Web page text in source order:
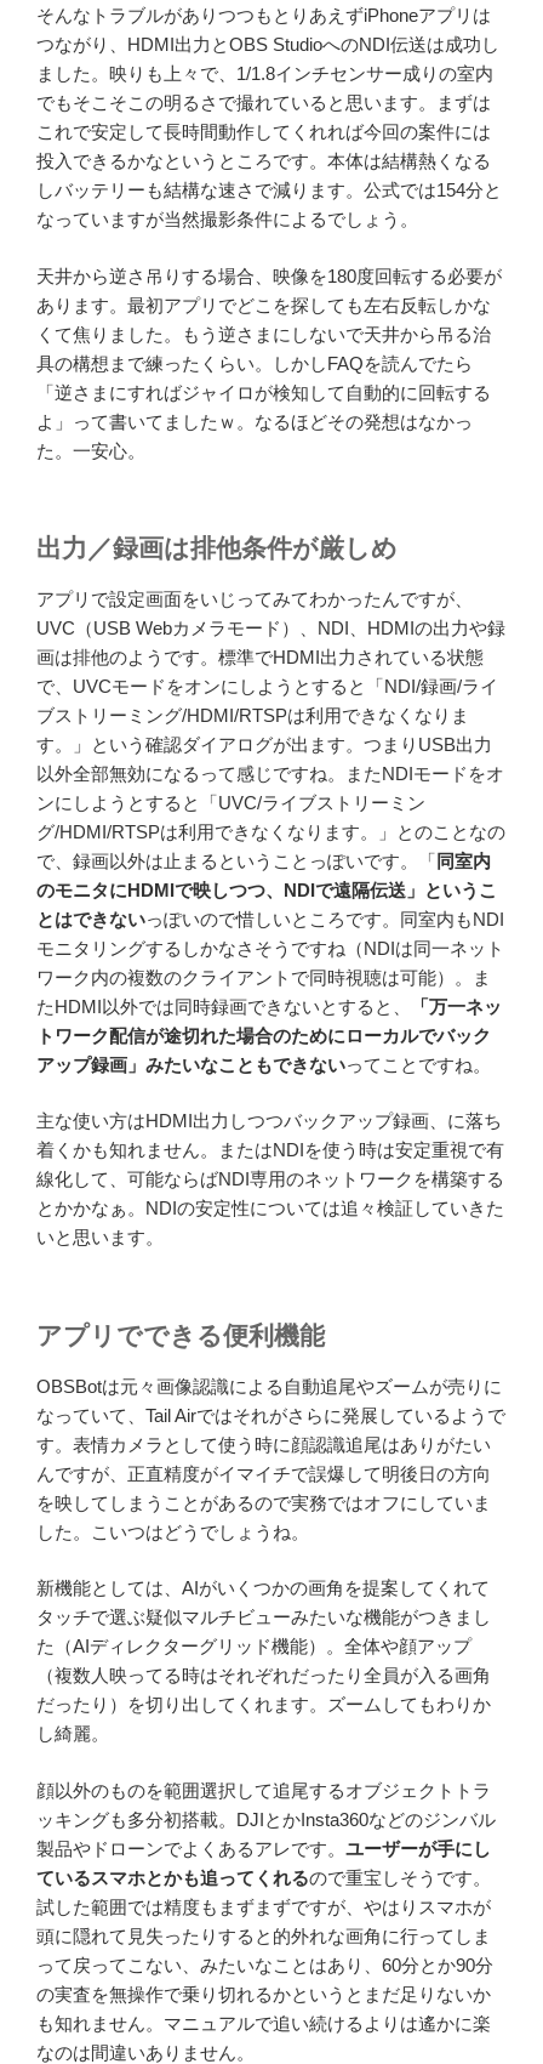
そんなトラブルがありつつもとりあえずiPhoneアプリは
つながり、HDMI出力とOBS StudioへのNDI伝送は成功し
ました。映りも上々で、1/1.8インチセンサー成りの室内
でもそこそこの明るさで撮れていると思います。まずは
これで安定して長時間動作してくれれば今回の案件には
投入できるかなというところです。本体は結構熱くなる
しバッテリーも結構な速さで減ります。公式では154分と
なっていますが当然撮影条件によるでしょう。
天井から逆さ吊りする場合、映像を180度回転する必要が
あります。最初アプリでどこを探しても左右反転しかな
くて焦りました。もう逆さまにしないで天井から吊る治
具の構想まで練ったくらい。しかしFAQを読んでたら
「逆さまにすればジャイロが検知して自動的に回転する
よ」って書いてましたｗ。なるほどその発想はなかっ
た。一安心。
出力／録画は排他条件が厳しめ
アプリで設定画面をいじってみてわかったんですが、
UVC（USB Webカメラモード）、NDI、HDMIの出力や録
画は排他のようです。標準でHDMI出力されている状態
で、UVCモードをオンにしようとすると「NDI/録画/ライ
ブストリーミング/HDMI/RTSPは利用できなくなりま
す。」という確認ダイアログが出ます。つまりUSB出力
以外全部無効になるって感じですね。またNDIモードをオ
ンにしようとすると「UVC/ライブストリーミン
グ/HDMI/RTSPは利用できなくなります。」とのことなの
で、録画以外は止まるということっぽいです。「 同室内
のモニタにHDMIで映しつつ、NDIで遠隔伝送」というこ
とはできないっぽいので惜しいところです。同室内もNDI
モニタリングするしかなさそうですね（NDIは同一ネット
ワーク内の複数のクライアントで同時視聴は可能）。ま
たHDMI以外では同時録画できないとすると、
「万一ネッ
トワーク配信が途切れた場合のためにローカルでバック
アップ録画」みたいなこともできないってことですね。
主な使い方はHDMI出力しつつバックアップ録画、に落ち
着くかも知れません。またはNDIを使う時は安定重視で有
線化して、可能ならばNDI専用のネットワークを構築する
とかかなぁ。NDIの安定性については追々検証していきた
いと思います。
アプリでできる便利機能
OBSBotは元々画像認識による自動追尾やズームが売りに
なっていて、Tail Airではそれがさらに発展しているようで
す。表情カメラとして使う時に顔認識追尾はありがたい
んですが、正直精度がイマイチで誤爆して明後日の方向
を映してしまうことがあるので実務ではオフにしていま
した。こいつはどうでしょうね。
新機能としては、AIがいくつかの画角を提案してくれて
タッチで選ぶ疑似マルチビューみたいな機能がつきまし
た（AIディレクターグリッド機能）。全体や顔アップ
（複数人映ってる時はそれぞれだったり全員が入る画角
だったり）を切り出してくれます。ズームしてもわりか
し綺麗。
顔以外のものを範囲選択して追尾するオブジェクトトラ
ッキングも多分初搭載。DJIとかInsta360などのジンバル
製品やドローンでよくあるアレです。 ユーザーが手にし
ているスマホとかも追ってくれるので重宝しそうです。
試した範囲では精度もまずまずですが、やはりスマホが
頭に隠れて見失ったりすると的外れな画角に行ってしま
って戻ってこない、みたいなことはあり、60分とか90分
の実査を無操作で乗り切れるかというとまだ足りないか
も知れません。マニュアルで追い続けるよりは遙かに楽
なのは間違いありません。